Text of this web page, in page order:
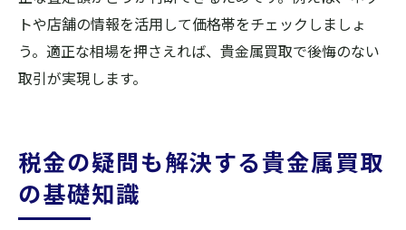
トや店舗の情報を活用して価格帯をチェックしましょ
う。適正な相場を押さえれば、貴金属買取で後悔のない
取引が実現します。
税金の疑問も解決する貴金属買取
の基礎知識